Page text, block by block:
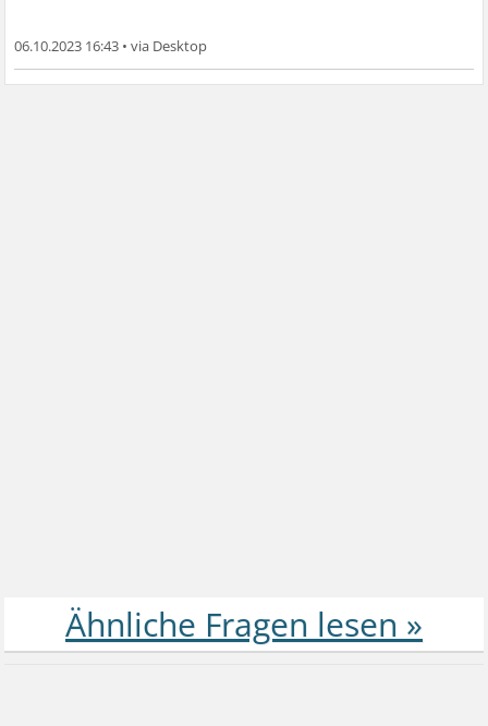
06.10.2023 16:43 •